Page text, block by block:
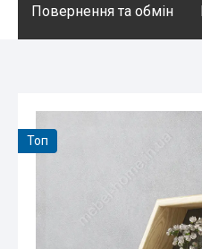
Повернення та обмін
Топ